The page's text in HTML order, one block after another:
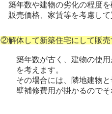
築年数や建物の劣化の程度を
販売価格、家賃等を考慮し
②解体して新築住宅にして販売
築年数が古く、建物の使用
を考えます。
その場合には、隣地建物と
壁補修費用が掛かるのでそ